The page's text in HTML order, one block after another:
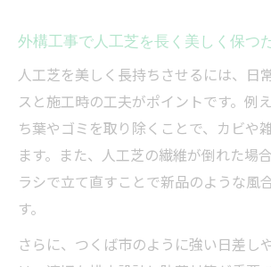
外構工事で人工芝を長く美しく保つ
人工芝を美しく長持ちさせるには、日
スと施工時の工夫がポイントです。例
ち葉やゴミを取り除くことで、カビや
ます。また、人工芝の繊維が倒れた場
ラシで立て直すことで新品のような風
す。
さらに、つくば市のように強い日差し